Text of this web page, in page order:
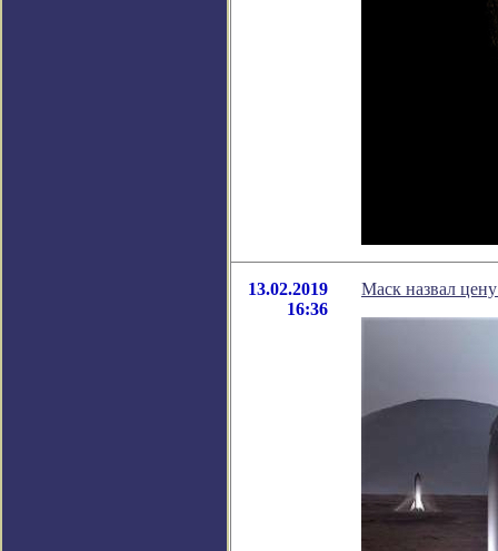
13.02.2019
16:36
Маск назвал